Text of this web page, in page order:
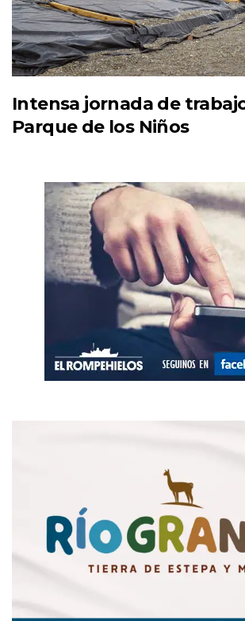
Intensa jornada de
Parque de los Niños